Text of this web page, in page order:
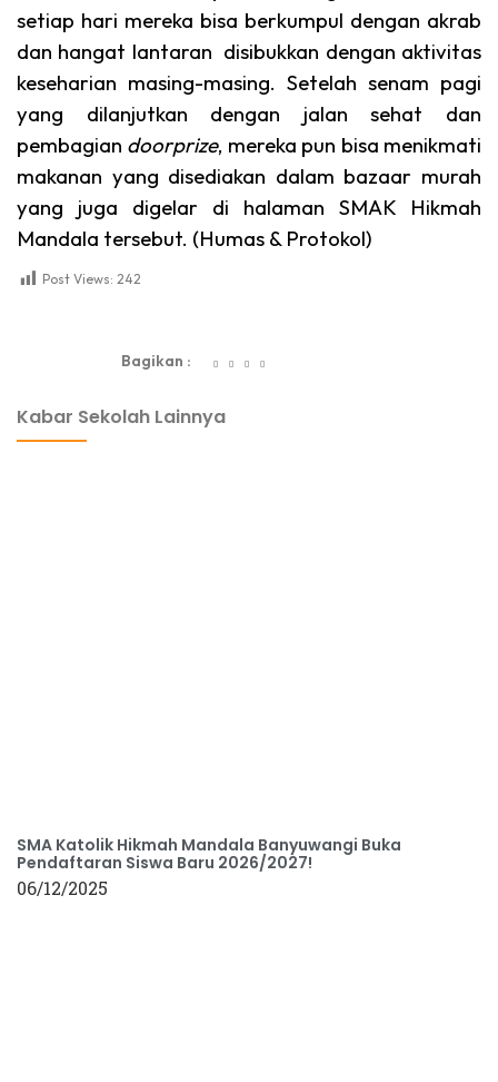
setiap hari mereka bisa berkumpul dengan akrab
dan hangat lantaran disibukkan dengan aktivitas
keseharian masing-masing. Setelah senam pagi
yang dilanjutkan dengan jalan sehat dan
pembagian doorprize, mereka pun bisa menikmati
makanan yang disediakan dalam bazaar murah
yang juga digelar di halaman SMAK Hikmah
Mandala tersebut. (Humas & Protokol)
Post Views: 242
Bagikan :
Kabar Sekolah Lainnya
SMA Katolik Hikmah Mandala Banyuwangi Buka
Pendaftaran Siswa Baru 2026/2027!
06/12/2025